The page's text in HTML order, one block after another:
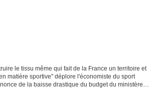
le tissu même qui fait de la France un territoire et
matière sportive" déplore l'économiste du sport
de la baisse drastique du budget du ministère